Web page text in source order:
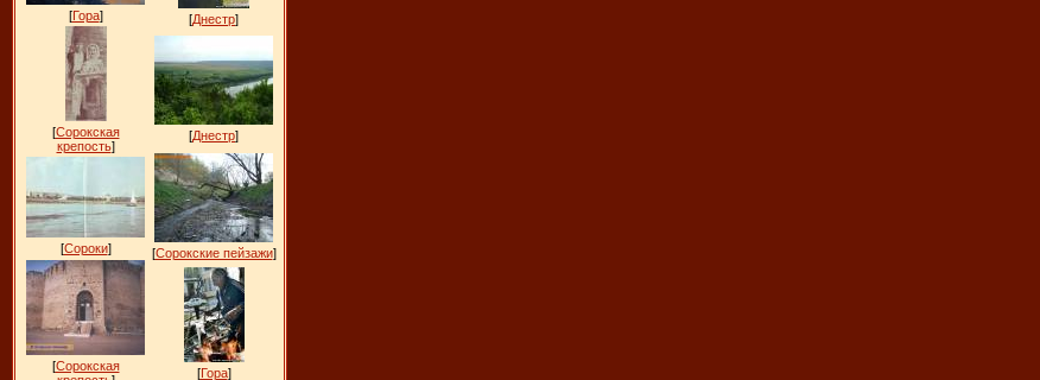
[Гора] [Днестр]
[Сорокская
крепость]
[Днестр]
[Сороки] [Сорокские пейзажи]
[Сорокская
[Гора]